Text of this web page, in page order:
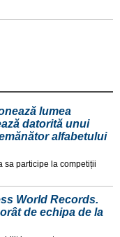
lumea
datorită unui
alfabetului
sa participe la competiții
World Records.
de echipa de la